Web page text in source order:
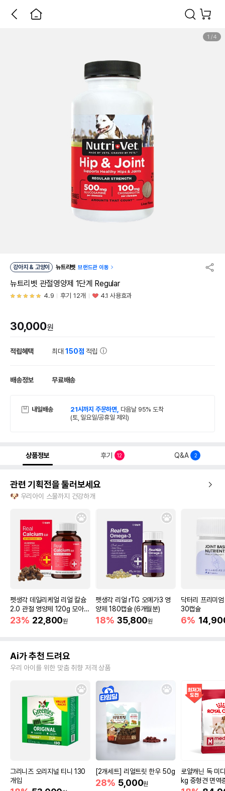
1 /4
강아지 & 고양이 뉴트리벳 브랜드관 이동
뉴트리벳 관절영양제 1단계 Regular
4.9 후기 12개 4.1 사용효과
30,000원
적립혜택 최대150점 적립
배송정보 무료배송
내일배송 21시까지 주문하면, 다음날 95% 도착
(토, 일요일/공휴일 제외)
상품정보 후기 12 Q&A 2
관련 기획전을 둘러보세요
🐶 우리아이 스물까지 건강하개
펫생각 데일리케얼 리얼 칼슘
2.0 관절 영양제 120g 모아보
기 (1개/2개)
23% 22,800원
펫생각 리얼 rTG 오메가3 영
양제 180캡슐 (6개월분)
18% 35,800원
닥터리 프리미
30캡슐
6%
Ai가 추천 드려요
우리 아이를 위한 맞춤 취향 저격 상품
그리니즈 오리지널 티니 130
개입
[2개세트] 리얼트릿 한우 50g
28% 5,000원
로얄캐닌 독 미
kg 중형견 면역